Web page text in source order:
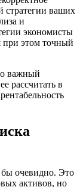
стратегии ваших
и
экономисты
при этом точный
важный
рассчитать в
очевидно. Это
активов, но